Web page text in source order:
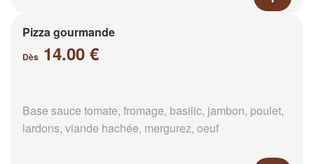
Pizza gourmande
Dès 14.00 €
Base sauce tomate, fromage, basilic, jambon, poulet,
lardons, viande hachée, mergurez, oeuf